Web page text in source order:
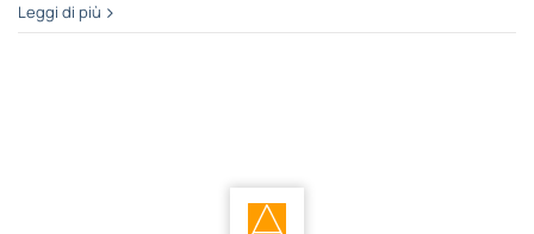
Leggi di più